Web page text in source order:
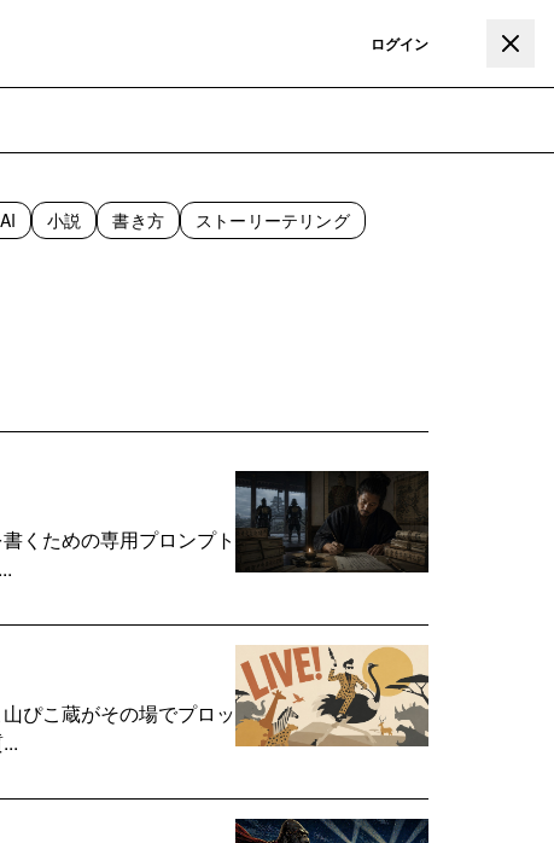
ログイン
AI 小説 書き方
ストーリーテリング
くための専用プロンプト
ぴこ蔵がその場でプロッ